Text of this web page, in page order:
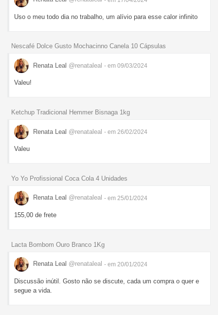
Uso o meu todo dia no trabalho, um alívio para esse calor infinito
Nescafé Dolce Gusto Mochacinno Canela 10 Cápsulas
Renata Leal @renataleal - em 09/03/2024
Valeu!
Ketchup Tradicional Hemmer Bisnaga 1kg
Renata Leal @renataleal - em 26/02/2024
Valeu
Yo Yo Profissional Coca Cola 4 Unidades
Renata Leal @renataleal - em 25/01/2024
155,00 de frete
Lacta Bombom Ouro Branco 1Kg
Renata Leal @renataleal - em 20/01/2024
Discussão inútil. Gosto não se discute, cada um compra o quer e
segue a vida.